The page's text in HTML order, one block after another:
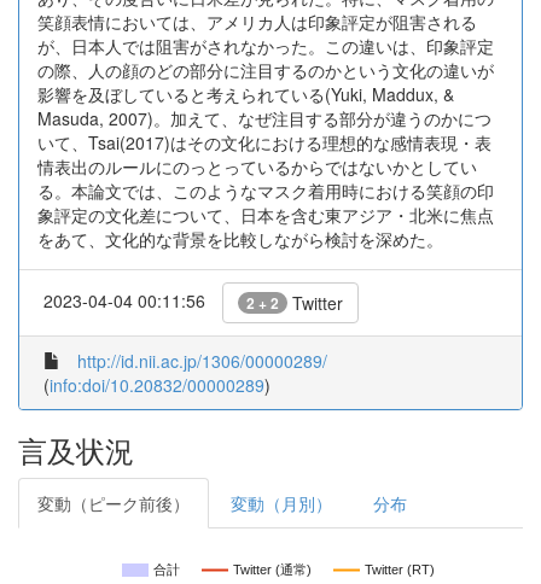
笑顔表情においては、アメリカ人は印象評定が阻害される
が、日本人では阻害がされなかった。この違いは、印象評定
の際、人の顔のどの部分に注目するのかという文化の違いが
影響を及ぼしていると考えられている(Yuki, Maddux, &
Masuda, 2007)。加えて、なぜ注目する部分が違うのかにつ
いて、Tsai(2017)はその文化における理想的な感情表現・表
情表出のルールにのっとっているからではないかとしてい
る。本論文では、このようなマスク着用時における笑顔の印
象評定の文化差について、日本を含む東アジア・北米に焦点
をあて、文化的な背景を比較しながら検討を深めた。
2023-04-04 00:11:56 2 + 2 Twitter
http://id.nii.ac.jp/1306/00000289/
(info:doi/10.20832/00000289)
言及状況
変動（ピーク前後） 変動（月別） 分布
合計 Twitter (通常) Twitter (RT)